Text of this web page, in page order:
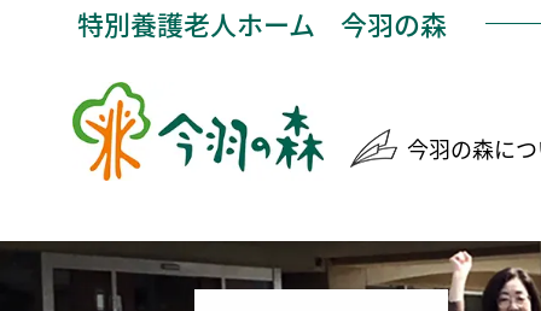
特別養護老人ホーム 今羽の森
今羽の森に